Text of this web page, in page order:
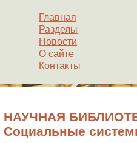
Главная
Разделы
Новости
О сайте
Контакты
НАУЧНАЯ
Социальные